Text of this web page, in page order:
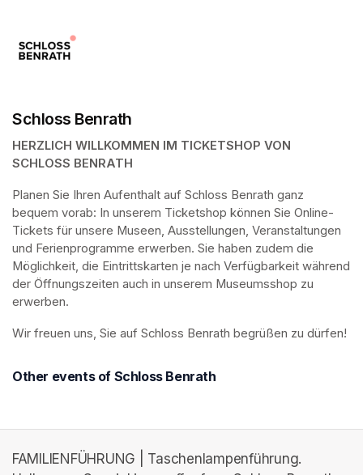
Schloss Benrath
HERZLICH WILLKOMMEN IM TICKETSHOP VON
SCHLOSS BENRATH
Planen Sie Ihren Aufenthalt auf Schloss Benrath ganz
bequem vorab: In unserem Ticketshop können Sie Online-
Tickets für unsere Museen, Ausstellungen, Veranstaltungen
und Ferienprogramme erwerben. Sie haben zudem die
Möglichkeit, die Eintrittskarten je nach Verfügbarkeit während
der Öffnungszeiten auch in unserem Museumsshop zu
erwerben.
Wir freuen uns, Sie auf Schloss Benrath begrüßen zu dürfen!
Other events of Schloss Benrath
FAMILIENFÜHRUNG | Taschenlampenführung.